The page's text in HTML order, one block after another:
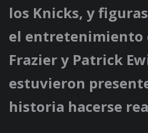
los Knicks, y
el entretenimiento
Frazier y Patrick
estuvieron
historia hacerse